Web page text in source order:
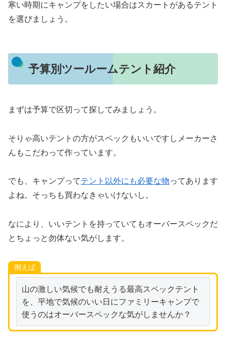
寒い時期にキャンプをしたい場合はスカートがあるテント
を選びましょう。
予算別ツールームテント紹介
まずは予算で区切って探してみましょう。
そりゃ高いテントの方がスペックもいいですしメーカーさ
んもこだわって作っています。
でも、キャンプってテント以外にも必要な物ってあります
よね。そっちも買わなきゃいけないし。
なにより、いいテントを持っていてもオーバースペックだ
とちょっと勿体ない気がします。
例えば
山の激しい気候でも耐えうる最高スペックテント
を、平地で気候のいい日にファミリーキャンプで
使うのはオーバースペックな気がしませんか？